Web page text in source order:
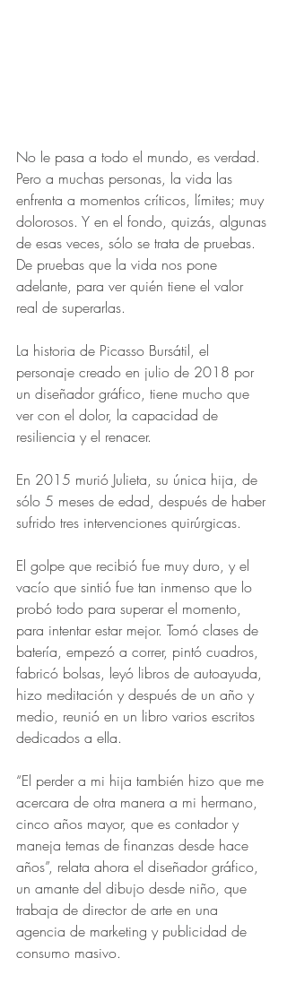
No le pasa a todo el mundo, es verdad.
Pero a muchas personas, la vida las
enfrenta a momentos críticos, límites; muy
dolorosos. Y en el fondo, quizás, algunas
de esas veces, sólo se trata de pruebas.
De pruebas que la vida nos pone
adelante, para ver quién tiene el valor
real de superarlas.
La historia de Picasso Bursátil, el
personaje creado en julio de 2018 por
un diseñador gráfico, tiene mucho que
ver con el dolor, la capacidad de
resiliencia y el renacer.
En 2015 murió Julieta, su única hija, de
sólo 5 meses de edad, después de haber
sufrido tres intervenciones quirúrgicas.
El golpe que recibió fue muy duro, y el
vacío que sintió fue tan inmenso que lo
probó todo para superar el momento,
para intentar estar mejor. Tomó clases de
batería, empezó a correr, pintó cuadros,
fabricó bolsas, leyó libros de autoayuda,
hizo meditación y después de un año y
medio, reunió en un libro varios escritos
dedicados a ella.
“El perder a mi hija también hizo que me
acercara de otra manera a mi hermano,
cinco años mayor, que es contador y
maneja temas de finanzas desde hace
años”, relata ahora el diseñador gráfico,
un amante del dibujo desde niño, que
trabaja de director de arte en una
agencia de marketing y publicidad de
consumo masivo.